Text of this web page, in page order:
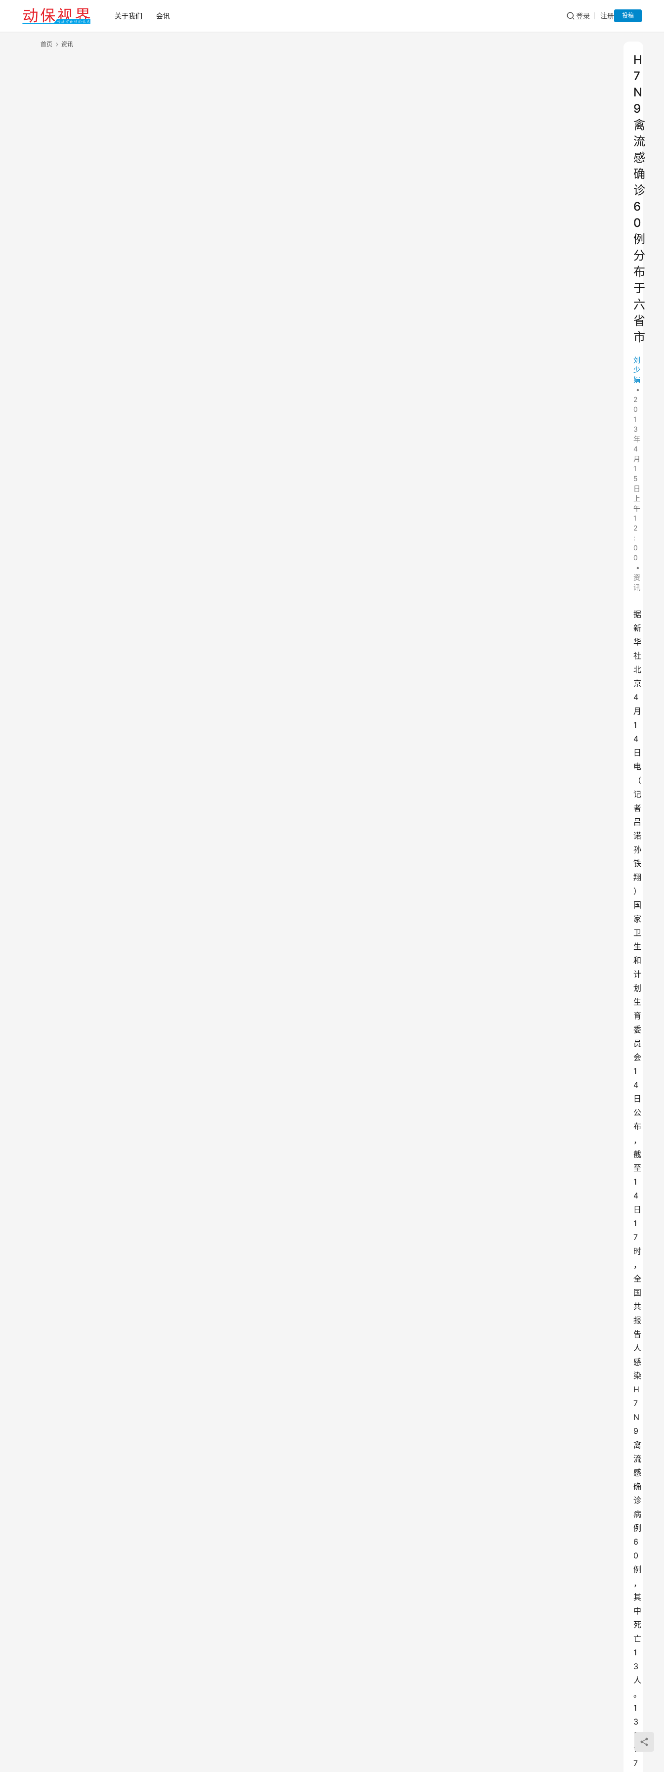
关于我们 会讯 登录 注册 投稿
首页 资讯
H
7
N
9
禽
流
感
确
诊
6
0
例
分
布
于
六
省
市
刘
少
娟
•
2
0
1
3
年
4
月
1
5
日
上
午
1
2
:
0
0
•
资
讯
据
新
华
社
北
京
4
月
1
4
日
电
（
记
者
吕
诺
孙
铁
翔
）
国
家
卫
生
和
计
划
生
育
委
员
会
1
4
日
公
布
，
截
至
1
4
日
1
7
时
，
全
国
共
报
告
人
感
染
H
7
N
9
禽
流
感
确
诊
病
例
6
0
例
，
其
中
死
亡
1
3
人
。
1
3
日
1
7